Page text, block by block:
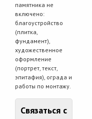
памятника не
включено:
благоустройство
(плитка,
фундамент),
художественное
оформление
(портрет, текст,
эпитафия), ограда и
работы по монтажу.
Связаться с